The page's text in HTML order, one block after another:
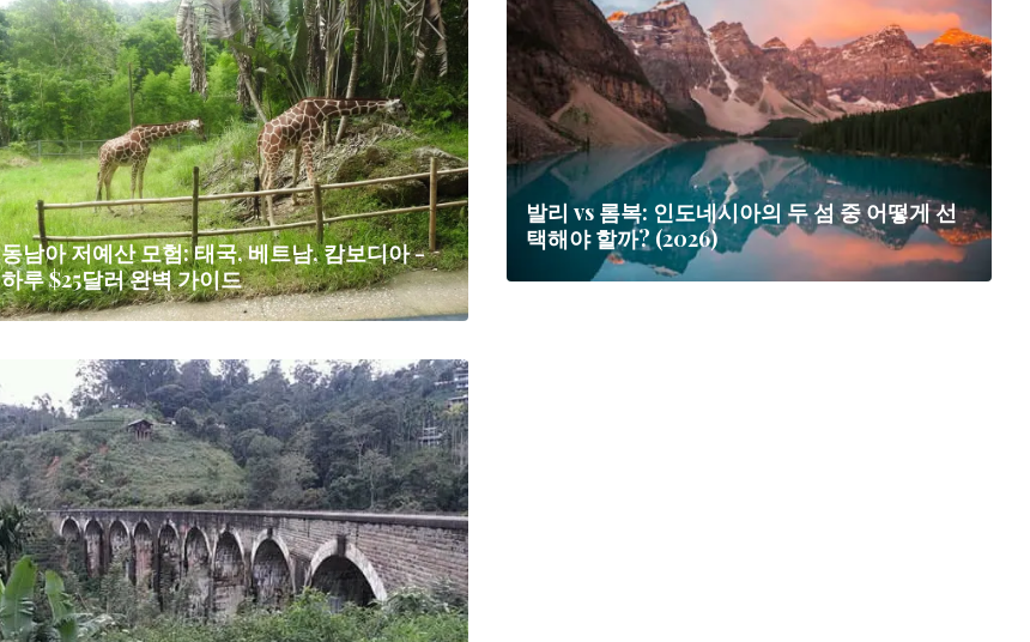
동남아 저예산 모험: 태국, 베트남, 캄보디아 -
하루 $25달러 완벽 가이드
발리 vs 롬복: 인도네시아의 두 섬 중 어떻게 선
택해야 할까? (2026)